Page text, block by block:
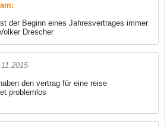
der Beginn eines Jahresvertrages immer
Drescher
den vertrag für eine reise
problemlos